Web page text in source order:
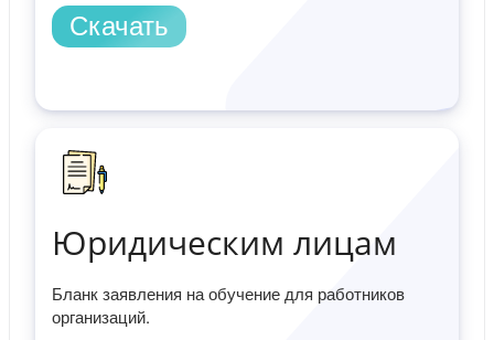
Скачать
Юридическим лицам
Бланк заявления на обучение для работников
организаций.